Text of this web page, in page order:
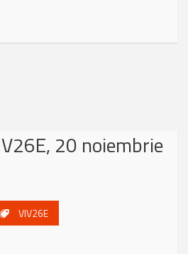
20 noiembrie
VIV26E